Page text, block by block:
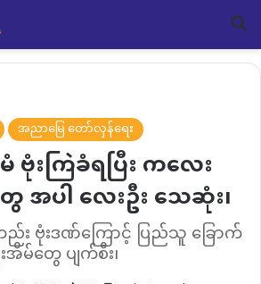
အညာမြေ တော်လှန်ရေး
းကြဲခံရပြီး ကလေး
အပါ လေးဦး သေဆုံး၊
ဗုံးဒဏ်ကြောင့် ပြည်သူ ခြောက်
မ်တွေ ပျက်စီး၊